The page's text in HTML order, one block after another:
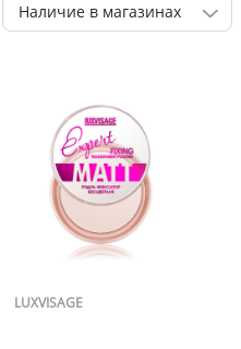
Наличие в магазинах
LUXVISAGE